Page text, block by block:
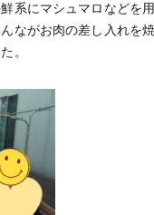
系にマシュマロなどを用
ながお肉の差し入れ
。